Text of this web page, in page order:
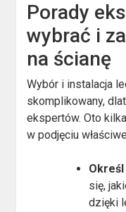
Porady
wybrać i
na ścianę
Wybór i instalacja
skomplikowany,
ekspertów. Oto
w podjęciu
się,
dzięki